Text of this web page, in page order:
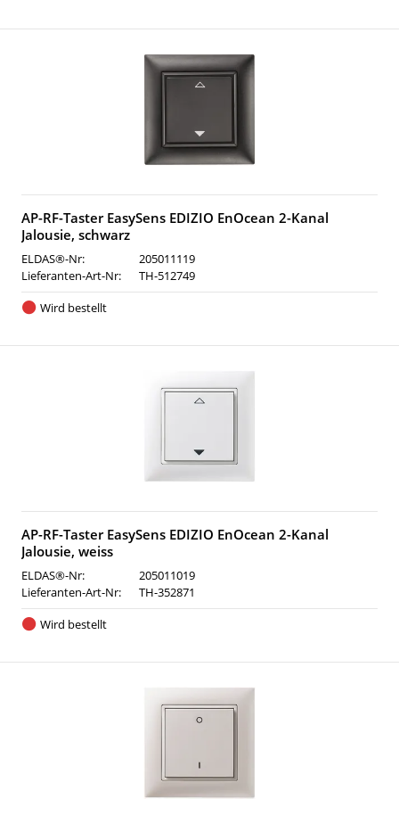
AP-RF-Taster EasySens EDIZIO EnOcean 2-Kanal
Jalousie, schwarz
ELDAS®-Nr:
205011119
Lieferanten-Art-Nr:
TH-512749
Wird bestellt
AP-RF-Taster EasySens EDIZIO EnOcean 2-Kanal
Jalousie, weiss
ELDAS®-Nr:
205011019
Lieferanten-Art-Nr:
TH-352871
Wird bestellt